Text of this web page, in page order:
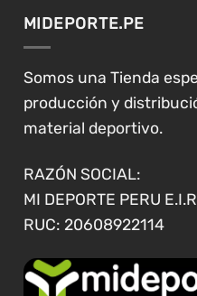
MIDEPORTE.PE
Somos una Tienda
producción y
material deportivo.
RAZÓN SOCIAL:
MI DEPORTE PERU
RUC: 20608922114